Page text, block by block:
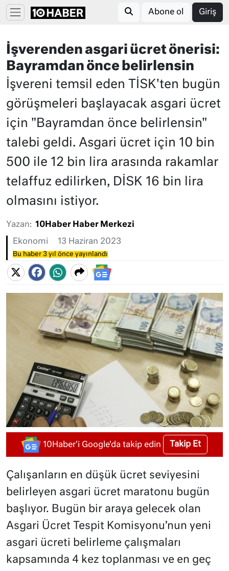
Abone ol Giriş
İşverenden asgari ücret önerisi:
Bayramdan önce belirlensin
İşvereni temsil eden TİSK'ten bugün
görüşmeleri başlayacak asgari ücret
için "Bayramdan önce belirlensin"
talebi geldi. Asgari ücret için 10 bin
500 ile 12 bin lira arasında rakamlar
telaffuz edilirken, DİSK 16 bin lira
olmasını istiyor.
Yazan: 10Haber Haber Merkezi
Ekonomi 13 Haziran 2023
Bu haber 3 yıl önce yayınlandı
10Haber'i Google'da takip edin Takip Et
Çalışanların en düşük ücret seviyesini
belirleyen asgari ücret maratonu bugün
başlıyor. Bugün bir araya gelecek olan
Asgari Ücret Tespit Komisyonu’nun yeni
asgari ücreti belirleme çalışmaları
kapsamında 4 kez toplanması ve en geç